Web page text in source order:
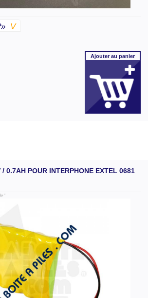
V
Ajouterau panier
/ 0.7AH POUR INTERPHONE EXTEL 0681